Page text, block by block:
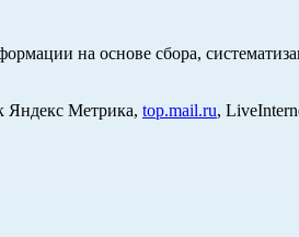
на основе сбора,
Яндекс Метрика, top.mail.ru,